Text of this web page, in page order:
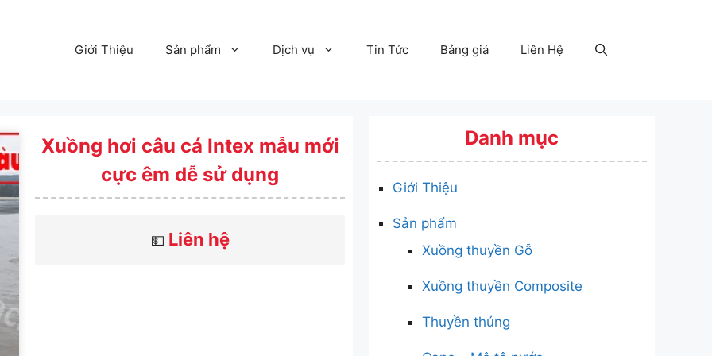
Giới Thiệu Sản phẩm Dịch vụ Tin Tức Bảng giá Liên Hệ
Xuồng hơi câu cá Intex mẫu mới
cực êm dễ sử dụng
💵 Liên hệ
Danh mục
Giới Thiệu
Sản phẩm
Xuồng thuyền Gỗ
Xuồng thuyền Composite
Thuyền thúng